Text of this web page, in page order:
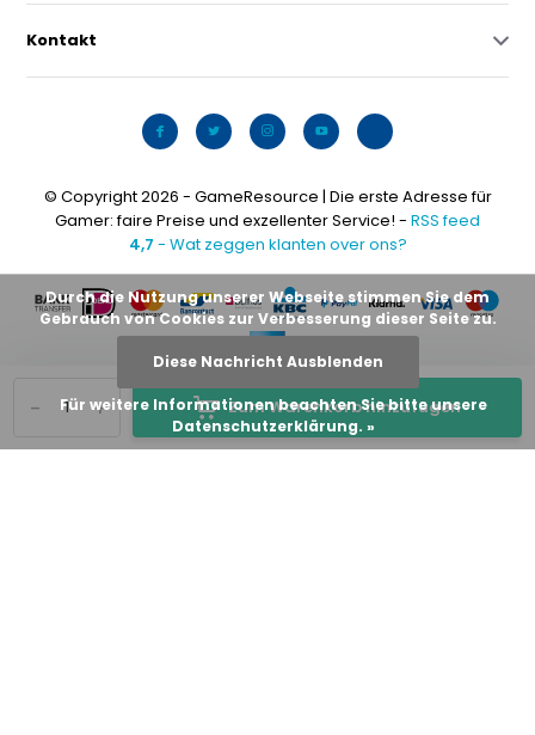
+
- Zum Warenkorb hinzufügen
Kontakt
© Copyright 2026 - GameResource | Die erste Adresse für
Gamer: faire Preise und exzellenter Service! - RSS feed
4,7 - Wat zeggen klanten over ons?
Durch die Nutzung unserer Webseite stimmen Sie dem
Gebrauch von Cookies zur Verbesserung dieser Seite zu.
Diese Nachricht Ausblenden
Für weitere Informationen beachten Sie bitte unsere
Datenschutzerklärung. »